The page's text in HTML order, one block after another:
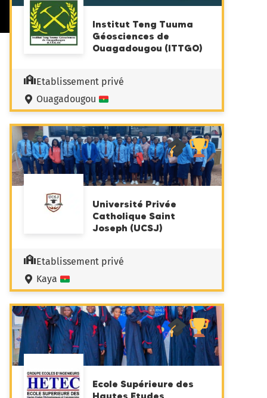
Institut Teng Tuuma
Géosciences de
Ouagadougou (ITTGO)
Etablissement privé
Ouagadougou
Université Privée
Catholique Saint
Joseph (UCSJ)
Etablissement privé
Kaya
Ecole Supérieure des